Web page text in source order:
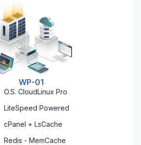
WP-01
O.S. CloudLinux Pro
LiteSpeed Powered
cPanel + LsCache
Redis - MemCache